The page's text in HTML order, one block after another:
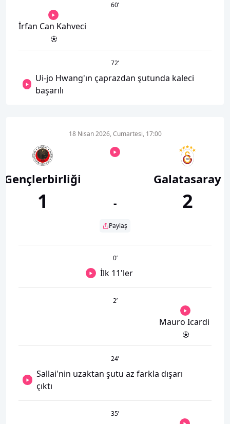
60’
İrfan Can Kahveci
72’
Ui-jo Hwang'ın çaprazdan şutunda kaleci
başarılı
Gençlerbirliği
1
18 Nisan 2026, Cumartesi, 17:00
-
Paylaş
Galatasaray
2
0’
İlk 11'ler
2’
Mauro Icardi
24’
Sallai'nin uzaktan şutu az farkla dışarı
çıktı
35’